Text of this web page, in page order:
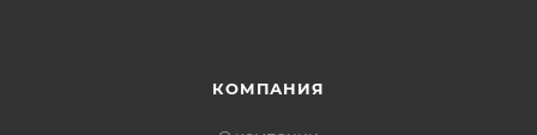
КОМПАНИЯ